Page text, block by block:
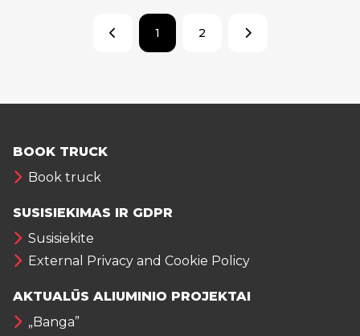
1 2
BOOK TRUCK
Book truck
SUSISIEKIMAS IR GDPR
Susisiekite
External Privacy and Cookie Policy
AKTUALŪS ALIUMINIO PROJEKTAI
„Banga”